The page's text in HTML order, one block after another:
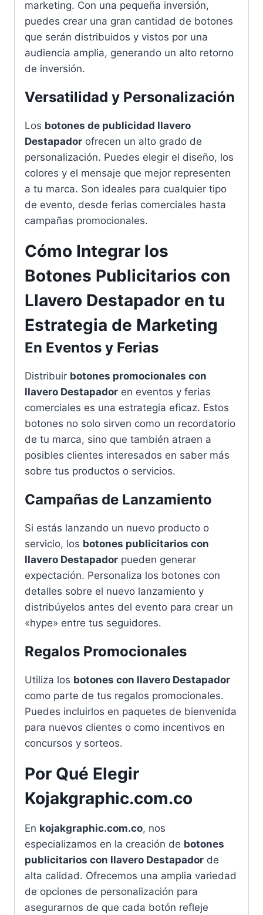
marketing. Con una pequeña inversión,
puedes crear una gran cantidad de botones
que serán distribuidos y vistos por una
audiencia amplia, generando un alto retorno
de inversión.
Versatilidad y Personalización
Los botones de publicidad llavero
Destapador ofrecen un alto grado de
personalización. Puedes elegir el diseño, los
colores y el mensaje que mejor representen
a tu marca. Son ideales para cualquier tipo
de evento, desde ferias comerciales hasta
campañas promocionales.
Cómo Integrar los
Botones Publicitarios con
Llavero Destapador en tu
Estrategia de Marketing
En Eventos y Ferias
Distribuir botones promocionales con
llavero Destapador en eventos y ferias
comerciales es una estrategia eficaz. Estos
botones no solo sirven como un recordatorio
de tu marca, sino que también atraen a
posibles clientes interesados en saber más
sobre tus productos o servicios.
Campañas de Lanzamiento
Si estás lanzando un nuevo producto o
servicio, los botones publicitarios con
llavero Destapador pueden generar
expectación. Personaliza los botones con
detalles sobre el nuevo lanzamiento y
distribúyelos antes del evento para crear un
«hype» entre tus seguidores.
Regalos Promocionales
Utiliza los botones con llavero Destapador
como parte de tus regalos promocionales.
Puedes incluirlos en paquetes de bienvenida
para nuevos clientes o como incentivos en
concursos y sorteos.
Por Qué Elegir
Kojakgraphic.com.co
En kojakgraphic.com.co, nos
especializamos en la creación de botones
publicitarios con llavero Destapador de
alta calidad. Ofrecemos una amplia variedad
de opciones de personalización para
asegurarnos de que cada botón refleje